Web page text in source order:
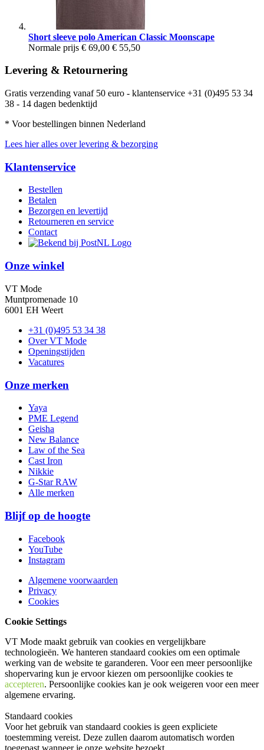
Short sleeve polo American Classic Moonscape
Normale prijs € 69,00 € 55,50
Levering & Retournering
Gratis verzending vanaf 50 euro - klantenservice +31 (0)495 53 34
38 - 14 dagen bedenktijd
* Voor bestellingen binnen Nederland
Lees hier alles over levering & bezorging
Klantenservice
Bestellen
Betalen
Bezorgen en levertijd
Retourneren en service
Contact
Onze winkel
VT Mode
Muntpromenade 10
6001 EH Weert
+31 (0)495 53 34 38
Over VT Mode
Openingstijden
Vacatures
Onze merken
Yaya
PME Legend
Geisha
New Balance
Law of the Sea
Cast Iron
Nikkie
G-Star RAW
Alle merken
Blijf op de hoogte
Facebook
YouTube
Instagram
Algemene voorwaarden
Privacy
Cookies
Cookie Settings
VT Mode maakt gebruik van cookies en vergelijkbare
technologieën. We hanteren standaard cookies om een optimale
werking van de website te garanderen. Voor een meer persoonlijke
shopervaring kun je ervoor kiezen om persoonlijke cookies te
accepteren. Persoonlijke cookies kan je ook weigeren voor een meer
algemene ervaring.
Standaard cookies
Voor het gebruik van standaard cookies is geen expliciete
toestemming vereist. Deze zullen daarom automatisch worden
toegepast wanneer je onze website bezoekt.